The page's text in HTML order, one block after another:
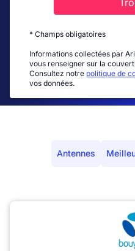
* Champs obligatoires
Informations collectées par
vous renseigner sur la
Consultez notre politique de
vos données.
Antennes